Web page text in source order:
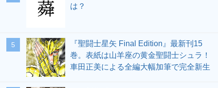
は？
5
『聖闘士星矢 Final Edition』最新刊15
巻。表紙は山羊座の黄金聖闘士シュラ！
車田正美による全編大幅加筆で完全新生